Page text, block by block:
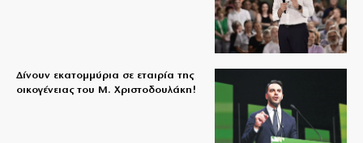
Δίνουν εκατομμύρια σε εταιρία της
οικογένειας του Μ. Χριστοδουλάκη!